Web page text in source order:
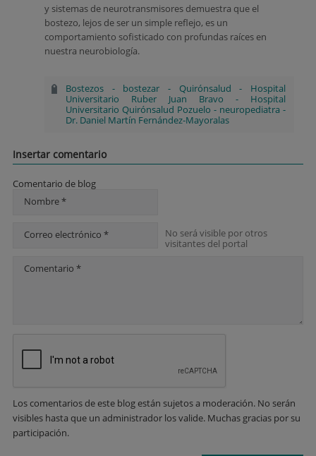
y sistemas de neurotransmisores demuestra que el
bostezo, lejos de ser un simple reflejo, es un
comportamiento sofisticado con profundas raíces en
nuestra neurobiología.
Bostezos - bostezar - Quirónsalud - Hospital
Universitario Ruber Juan Bravo - Hospital
Universitario Quirónsalud Pozuelo - neuropediatra -
Dr. Daniel Martín Fernández-Mayoralas
Insertar comentario
Comentario de blog
Nombre *
Correo electrónico *
No será visible por otros
visitantes del portal
Comentario *
Los comentarios de este blog están sujetos a moderación. No serán
visibles hasta que un administrador los valide. Muchas gracias por su
participación.